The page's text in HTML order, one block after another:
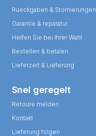
Rueckgaben & Stornierungen
Garantie & reparatur
Helfen Sie bei Ihrer Wahl
Bestellen & betalen
Lieferzeit & Lieferung
Snel geregelt
Retoure melden
Kontakt
Lieferung folgen